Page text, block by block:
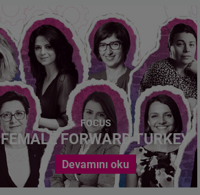
FOCUS
FEMALE FORWARD TURKEY
Devamını oku